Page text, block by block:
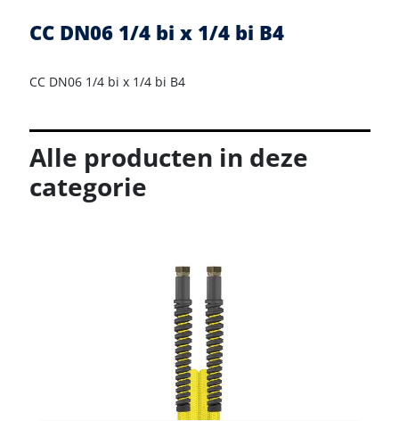
CC DN06 1/4 bi x 1/4 bi B4
CC DN06 1/4 bi x 1/4 bi B4
Alle producten in deze
categorie